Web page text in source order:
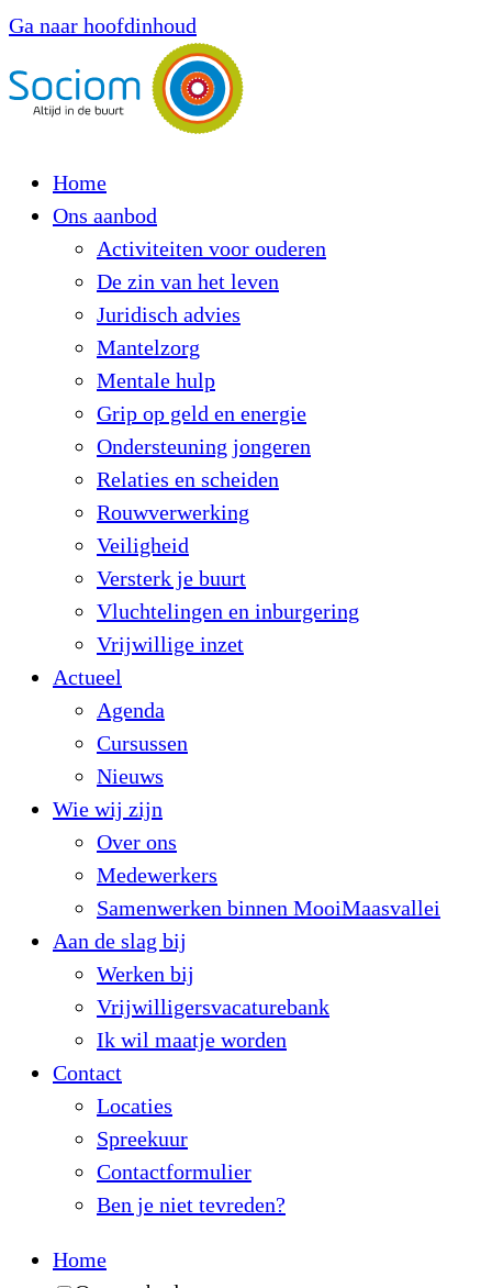
Ga naar hoofdinhoud
Home
Ons aanbod
Activiteiten voor ouderen
De zin van het leven
Juridisch advies
Mantelzorg
Mentale hulp
Grip op geld en energie
Ondersteuning jongeren
Relaties en scheiden
Rouwverwerking
Veiligheid
Versterk je buurt
Vluchtelingen en inburgering
Vrijwillige inzet
Actueel
Agenda
Cursussen
Nieuws
Wie wij zijn
Over ons
Medewerkers
Samenwerken binnen MooiMaasvallei
Aan de slag bij
Werken bij
Vrijwilligersvacaturebank
Ik wil maatje worden
Contact
Locaties
Spreekuur
Contactformulier
Ben je niet tevreden?
Home